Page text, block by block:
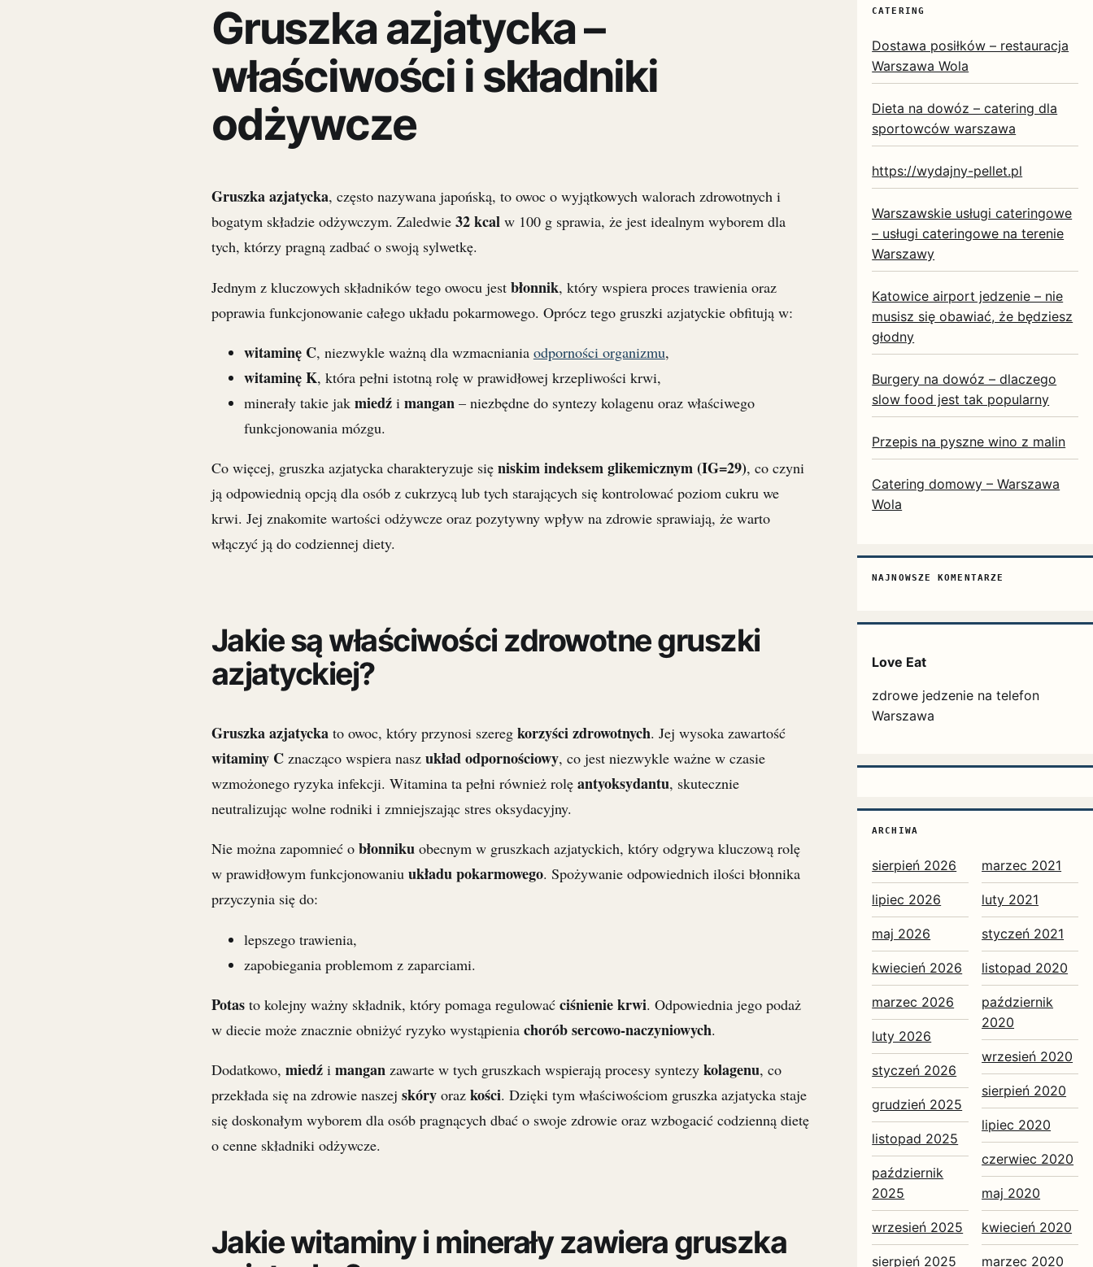
Gruszka azjatycka –
właściwości i składniki
odżywcze
Gruszka azjatycka, często nazywana japońską, to owoc o wyjątkowych walorach zdrowotnych i
bogatym składzie odżywczym. Zaledwie 32 kcalw 100 g sprawia, że jest idealnym wyborem dla
tych, którzy pragną zadbać o swoją sylwetkę.
Jednym z kluczowych składników tego owocu jest błonnik, który wspiera proces trawienia oraz
poprawia funkcjonowanie całego układu pokarmowego. Oprócz tego gruszki azjatyckie obfitują w:
witaminę C, niezwykle ważną dla wzmacniania odporności organizmu,
witaminę K, która pełni istotną rolę w prawidłowej krzepliwości krwi,
minerały takie jak miedźi mangan – niezbędne do syntezy kolagenu oraz właściwego
funkcjonowania mózgu.
Co więcej, gruszka azjatycka charakteryzuje się niskim indeksem glikemicznym (IG=29), co czyni
ją odpowiednią opcją dla osób z cukrzycą lub tych starających się kontrolować poziom cukru we
krwi. Jej znakomite wartości odżywcze oraz pozytywny wpływ na zdrowie sprawiają, że warto
włączyć ją do codziennej diety.
Jakie są właściwości zdrowotne gruszki
azjatyckiej?
Gruszka azjatyckato owoc, który przynosi szereg korzyści zdrowotnych. Jej wysoka zawartość
witaminy Cznacząco wspiera nasz układ odpornościowy, co jest niezwykle ważne w czasie
wzmożonego ryzyka infekcji. Witamina ta pełni również rolę antyoksydantu, skutecznie
neutralizując wolne rodniki i zmniejszając stres oksydacyjny.
Nie można zapomnieć o błonnikuobecnym w gruszkach azjatyckich, który odgrywa kluczową rolę
w prawidłowym funkcjonowaniu układu pokarmowego. Spożywanie odpowiednich ilości błonnika
przyczynia się do:
lepszego trawienia,
zapobiegania problemom z zaparciami.
Potasto kolejny ważny składnik, który pomaga regulować ciśnienie krwi. Odpowiednia jego podaż
w diecie może znacznie obniżyć ryzyko wystąpienia chorób sercowo-naczyniowych.
Dodatkowo, miedźi manganzawarte w tych gruszkach wspierają procesy syntezy kolagenu, co
przekłada się na zdrowie naszej skóryoraz kości. Dzięki tym właściwościom gruszka azjatycka staje
się doskonałym wyborem dla osób pragnących dbać o swoje zdrowie oraz wzbogacić codzienną dietę
o cenne składniki odżywcze.
Jakie witaminy i minerały zawiera gruszka
CATERING
Dostawa posiłków – restauracja
Warszawa Wola
Dieta na dowóz – catering dla
sportowców warszawa
https://wydajny-pellet.pl
Warszawskie usługi cateringowe
– usługi cateringowe na terenie
Warszawy
Katowice airport jedzenie – nie
musisz się obawiać, że będziesz
głodny
Burgery na dowóz – dlaczego
slow food jest tak popularny
Przepis na pyszne wino z malin
Catering domowy – Warszawa
Wola
NAJNOWSZE KOMENTARZE
Love Eat
zdrowe jedzenie na telefon
Warszawa
ARCHIWA
sierpień 2026
lipiec 2026
maj 2026
kwiecień 2026
marzec 2026
luty 2026
styczeń 2026
grudzień 2025
listopad 2025
październik
2025
wrzesień 2025
sierpień 2025
marzec 2021
luty 2021
styczeń 2021
listopad 2020
październik
2020
wrzesień 2020
sierpień 2020
lipiec 2020
czerwiec 2020
maj 2020
kwiecień 2020
marzec 2020